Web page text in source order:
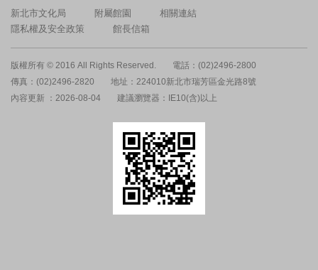
新北市文化局 附屬館園
相關連結
隱私權及安全政策
館長信箱
版權所有 © 2016 All Rights Reserved.
電話：(02)2496-2800
傳真：(02)2496-2820
地址：224010新北市瑞芳區金光路8號
內容更新 ：2026-08-04
建議瀏覽器：IE10(含)以上